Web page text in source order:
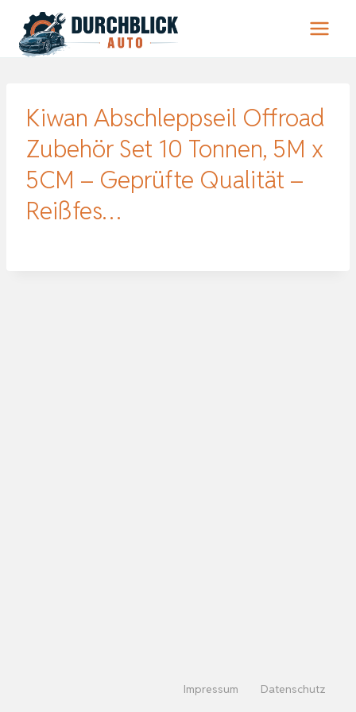
Inhalt
springen
Kiwan Abschleppseil Offroad
Zubehör Set 10 Tonnen, 5M x
5CM – Geprüfte Qualität –
Reißfes…
Impressum Datenschutz